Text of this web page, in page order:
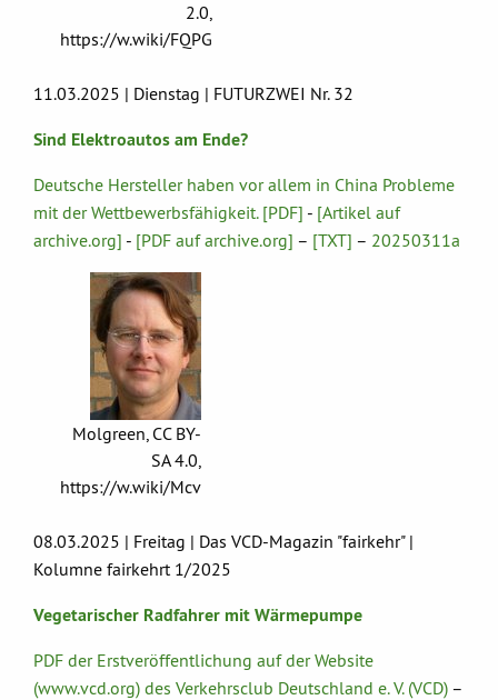
2.0,
https://w.wiki/FQPG
11.03.2025 | Dienstag | FUTURZWEI Nr. 32
Sind Elektroautos am Ende?
Deutsche Hersteller haben vor allem in China Probleme
mit der Wettbewerbsfähigkeit. [PDF] - [Artikel auf
archive.org] - [PDF auf archive.org] – [TXT] – 20250311a
Molgreen, CC BY-
SA 4.0,
https://w.wiki/Mcv
08.03.2025 | Freitag | Das VCD-Magazin "fairkehr" |
Kolumne fairkehrt 1/2025
Vegetarischer Radfahrer mit Wärmepumpe
PDF der Erstveröffentlichung auf der Website
(www.vcd.org) des Verkehrsclub Deutschland e. V. (VCD) –